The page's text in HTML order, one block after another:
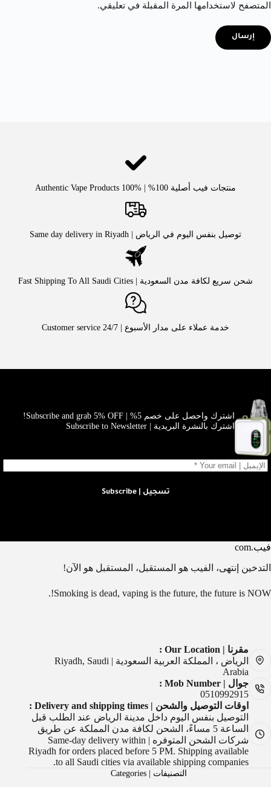
المتصفح لاستخدامها المرة المقبلة في تعليقي.
إرسال
منتجات فيب أصلية 100% | Authentic Vape Products 100%
توصيل بنفس اليوم في الرياض | Same day delivery in Riyadh
شحن سريع لكافة مدن السعودية | Fast Shipping To All Saudi Cities
خدمة عملاء على مدار الأسبوع | Customer service 24/7
اشترك واحصل على خصم 5% | Subscribe and grab 5% OFF!
اشترك بالنشرة البريدية | Subscribe to Newsletter
تسجيل | Subscribe
فيب.com
التدخين إنتهى، الفيب هو المستقبل، المستقبل هو الآن!
Smoking is dead, vaping is the future, the future is NOW!.
مقرنا | Our Location :
الرياض ، المملكة العربية السعودية | Riyadh, Saudi
Arabia
جوال | Mob Number :
0510992915
اوقات التوصيل والشحن | Delivery and shipping times :
التوصيل بنفس اليوم داخل مدينة الرياض عند الطلب قبل
الساعة 5 مساءً، الشحن لكافة مدن المملكة عن طريق
شركات الشحن المتوفره | Same-day delivery within
Riyadh for orders placed before 5 PM. Shipping available
to all Saudi cities via available shipping companies.
التصنيفات | Categories